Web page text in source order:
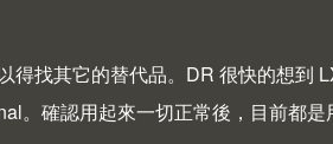
得找其它的替代品。DR 很快的想到
確認用起來一切正常後，目前都是